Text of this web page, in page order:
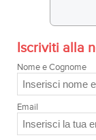
Iscriviti alla
Nome e Cognome
Email